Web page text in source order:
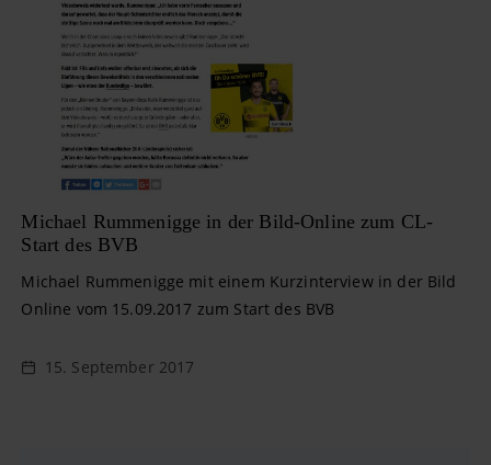
Michael Rummenigge in der Bild-Online zum CL-
Start des BVB
Michael Rummenigge mit einem Kurzinterview in der Bild
Online vom 15.09.2017 zum Start des BVB
15. September 2017